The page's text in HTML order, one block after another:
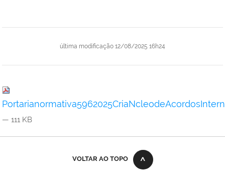
última modificação 12/08/2025 16h24
— 111 KB
VOLTAR AO TOPO